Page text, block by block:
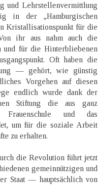
und Lehrstellenvermittlung
in der „Hamburgischen
Kristallisationspunkt für die
ihr aus nahm auch die
und für die Hinterbliebenen
Oft haben die
— gehört, wie günstig
Vorgehen auf diesen
endlich wurde dank der
Stiftung die aus ganz
Frauenschule und das
um für die soziale Arbeit
zu erhalten.
die Revolution führt jetzt
gemeinnützigen und
Staat — hauptsächlich von